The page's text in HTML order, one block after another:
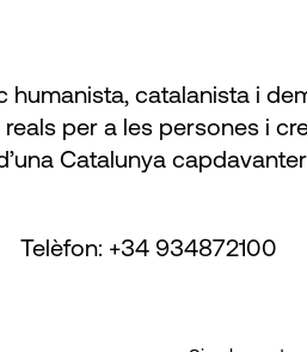
humanista, catalanista i
per a les persones i
Catalunya
Telèfon: +34 934872100